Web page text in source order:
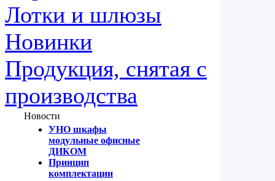
Лотки и шлюзы
Новинки
Продукция, снятая с
производства
Новости
УНО шкафы
модульные офисные
ДИКОМ
Принцип
комплектации